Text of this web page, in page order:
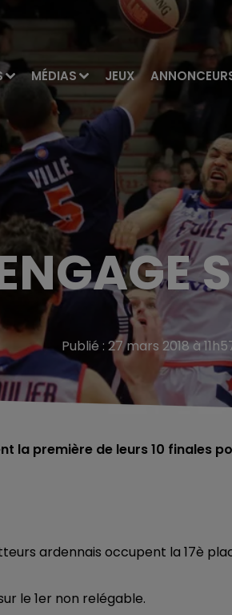
MÉDIAS JEUX
Publié : 27 mars 2018 à
la première de leurs 10 finales
ardennais occupent la 17è
le 1er non relégable.